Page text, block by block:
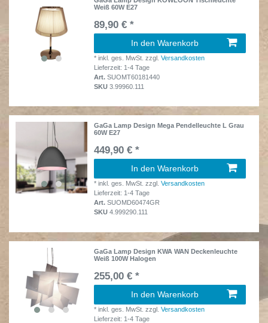
Weiß 60W E27
89,90 € *
In den Warenkorb
*inkl. ges. MwSt. zzgl.Versandkosten
Lieferzeit: 1-4 Tage
Art.SUOMT60181440
SKU3.99960.111
GaGa Lamp Design Mega Pendelleuchte L Grau
60W E27
449,90 € *
In den Warenkorb
*inkl. ges. MwSt. zzgl.Versandkosten
Lieferzeit: 1-4 Tage
Art.SUOMD60474GR
SKU4.999290.111
GaGa Lamp Design KWA WAN Deckenleuchte
Weiß 100W Halogen
255,00 € *
In den Warenkorb
*inkl. ges. MwSt. zzgl.Versandkosten
Lieferzeit: 1-4 Tage